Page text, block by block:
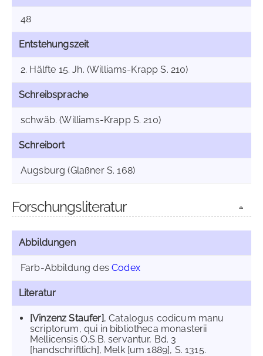
48
Entstehungszeit
2. Hälfte 15. Jh. (Williams-Krapp S. 210)
Schreibsprache
schwäb. (Williams-Krapp S. 210)
Schreibort
Augsburg (Glaßner S. 168)
Forschungsliteratur
Abbildungen
Farb-Abbildung desCodex
Literatur
[Vinzenz Staufer], Catalogus codicum manu
scriptorum, qui in bibliotheca monasterii
Mellicensis O.S.B. servantur, Bd. 3
[handschriftlich], Melk [um 1889], S. 1315.